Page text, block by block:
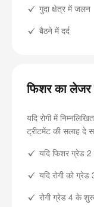
गुदा क्षेत्र में जलन
बैठने में दर्द
फिशर का लेजर
यदि रोगी में
ट्रीटमेंट की सलाह दे
यदि फिशर ग्रेड
यदि रोगी को
रोगी ग्रेड 4 के